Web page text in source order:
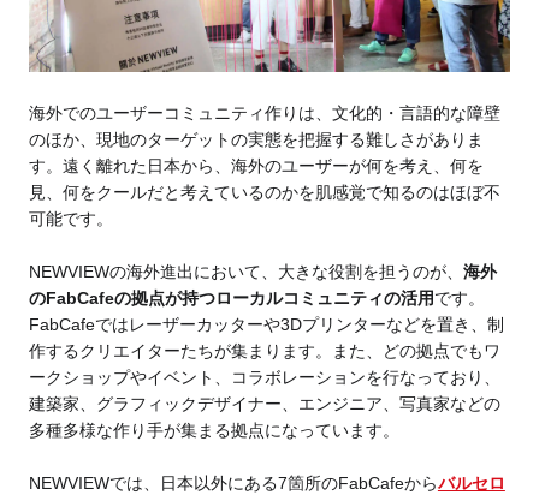
海外でのユーザーコミュニティ作りは、文化的・言語的な障壁
のほか、現地のターゲットの実態を把握する難しさがありま
す。遠く離れた日本から、海外のユーザーが何を考え、何を
見、何をクールだと考えているのかを肌感覚で知るのはほぼ不
可能です。
NEWVIEWの海外進出において、大きな役割を担うのが、 海外
のFabCafeの拠点が持つローカルコミュニティの活用です。
FabCafeではレーザーカッターや3Dプリンターなどを置き、制
作するクリエイターたちが集まります。また、どの拠点でもワ
ークショップやイベント、コラボレーションを行なっており、
建築家、グラフィックデザイナー、エンジニア、写真家などの
多種多様な作り手が集まる拠点になっています。
NEWVIEWでは、日本以外にある7箇所のFabCafeからバルセロ